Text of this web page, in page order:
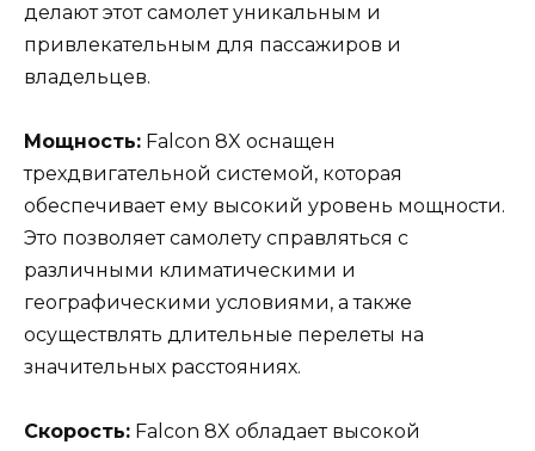
делают этот самолет уникальным и
привлекательным для пассажиров и
владельцев.
Мощность: Falcon 8X оснащен
трехдвигательной системой, которая
обеспечивает ему высокий уровень мощности.
Это позволяет самолету справляться с
различными климатическими и
географическими условиями, а также
осуществлять длительные перелеты на
значительных расстояниях.
Скорость: Falcon 8X обладает высокой